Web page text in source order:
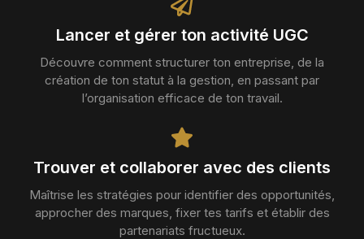
Lancer et gérer ton activité UGC
Découvre comment structurer ton entreprise, de la
création de ton statut à la gestion, en passant par
l’organisation efficace de ton travail.
Trouver et collaborer avec des clients
Maîtrise les stratégies pour identifier des opportunités,
approcher des marques, fixer tes tarifs et établir des
partenariats fructueux.